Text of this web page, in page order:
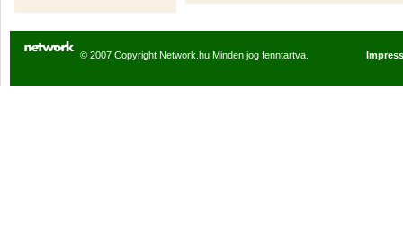
© 2007 Copyright Network.hu Minden jog fenntartva.